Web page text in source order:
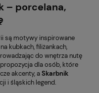
– porcelana,
są motywy inspirowane
kubkach, filiżankach,
do wnętrza nutę
dla osób, które
akcenty, aSkarbnik
i śląskich legend.